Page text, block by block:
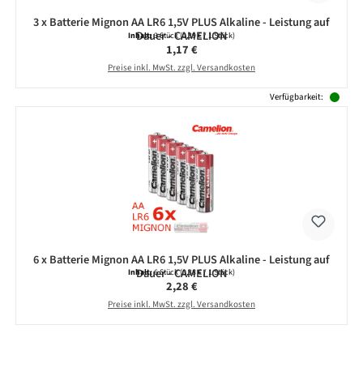
3 x Batterie Mignon AA LR6 1,5V PLUS Alkaline - Leistung auf
Dauer - CAMELION
Inhalt:3 Stück(0,39 € / 1 Stück)
Regulärer Preis:
1,17 €
Preise inkl. MwSt. zzgl. Versandkosten
Verfügbarkeit:
6 x Batterie Mignon AA LR6 1,5V PLUS Alkaline - Leistung auf
Dauer - CAMELION
Inhalt:6 Stück(0,38 € / 1 Stück)
Regulärer Preis:
2,28 €
Preise inkl. MwSt. zzgl. Versandkosten